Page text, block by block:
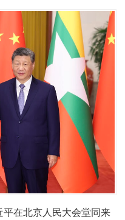
在北京人民大会堂同来